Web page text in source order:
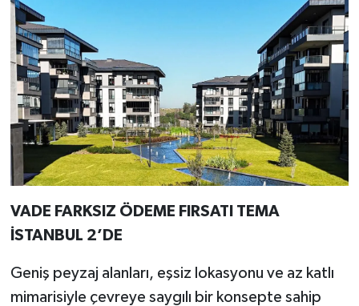
VADE FARKSIZ ÖDEME FIRSATI TEMA
İSTANBUL 2’DE
Geniş peyzaj alanları, eşsiz lokasyonu ve az katlı
mimarisiyle çevreye saygılı bir konsepte sahip